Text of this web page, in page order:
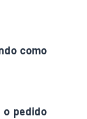
como
o pedido